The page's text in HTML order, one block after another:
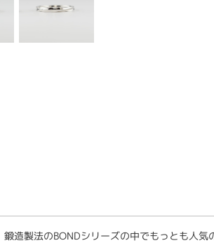
鍛造製法のBONDシリーズの中でもっとも人